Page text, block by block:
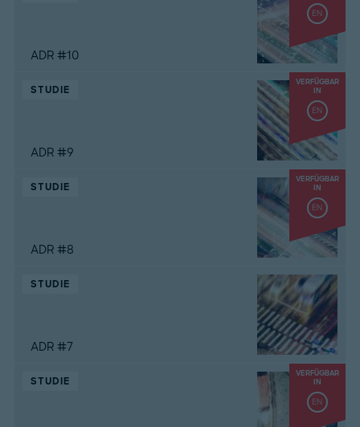
EN
ADR #10
VERFÜGBAR
IN
EN
STUDIE
ADR #9
VERFÜGBAR
IN
EN
STUDIE
ADR #8
STUDIE
ADR #7
VERFÜGBAR
IN
EN
STUDIE